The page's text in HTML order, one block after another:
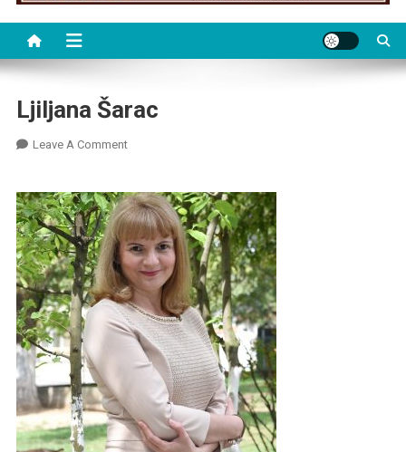
Ljiljana Šarac
Leave A CommentOn